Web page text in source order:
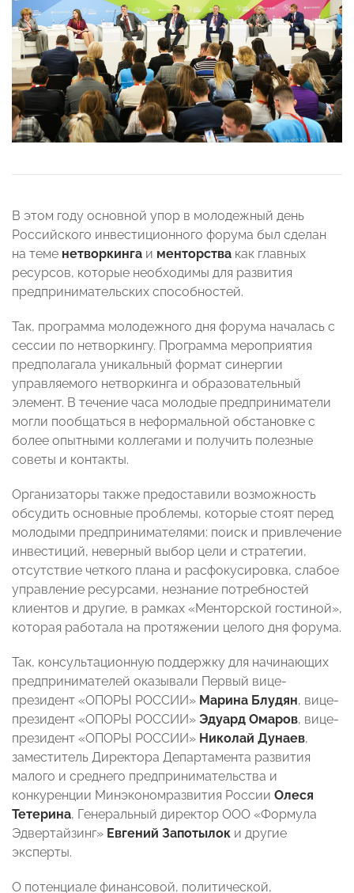
В этом году основной упор в молодежный день
Российского инвестиционного форума был сделан
на теме нетворкинга и менторства как главных
ресурсов, которые необходимы для развития
предпринимательских способностей.
Так, программа молодежного дня форума началась с
сессии по нетворкингу. Программа мероприятия
предполагала уникальный формат синергии
управляемого нетворкинга и образовательный
элемент. В течение часа молодые предприниматели
могли пообщаться в неформальной обстановке с
более опытными коллегами и получить полезные
советы и контакты.
Организаторы также предоставили возможность
обсудить основные проблемы, которые стоят перед
молодыми предпринимателями: поиск и привлечение
инвестиций, неверный выбор цели и стратегии,
отсутствие четкого плана и расфокусировка, слабое
управление ресурсами, незнание потребностей
клиентов и другие, в рамках «Менторской гостиной»,
которая работала на протяжении целого дня форума.
Так, консультационную поддержку для начинающих
предпринимателей оказывали Первый вице-
президент «ОПОРЫ РОССИИ» Марина Блудян, вице-
президент «ОПОРЫ РОССИИ» Эдуард Омаров, вице-
президент «ОПОРЫ РОССИИ» Николай Дунаев,
заместитель Директора Департамента развития
малого и среднего предпринимательства и
конкуренции Минэкономразвития России Олеся
Тетерина, Генеральный директор ООО «Формула
Эдвертайзинг» Евгений Запотылок и другие
эксперты.
О потенциале финансовой, политической,